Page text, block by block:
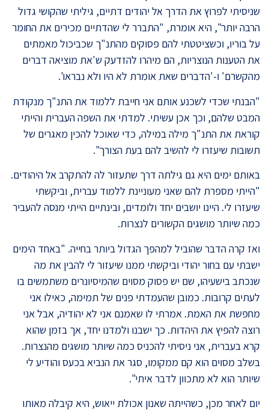
שניסיתי לפרוץ את הדרך אל יהודים דתיים, גיליתי שהקושי גדול
הרבה יותר", היא אומרת, "התברר לי שהדתיים מכירים את החומר
על בוריו, וכשציטטתי להם פסוקים מהתנ"ך שכביכול מאמתים
את הטענות הנוצריות, הם מיהרו להזדעק ש'את מוציאה דברים
מהקשרם' ו-'הדברים שאת אומרת לא היו ולא נבראו'.
"הבנתי שכדי לשכנע אותם אני חייבת ללמוד את התנ"ך מנקודת
המבט שלהם, וכך אכן עשיתי. למדתי את השפה העברית והייתי
קוראת את התנ"ך מילה במילה, כדי שאוכל להכין מאגרים של
תשובות שיעזרו לי להשיב להם בעת הצורך".
באותם ימים היא גם גילתה דרך שתעזור לה להתקרב אל היהודים.
"הייתי מספרת להם שאני מעוניינת ללמוד עברית, וביקשתי
שיעזרו לי. היינו יושבים יחד ולומדים, ובינתיים הייתי מנסה להעביר
כמה שיותר מושגים הקשורים לנצרות.
ואז קרה הדבר שהוביל למהפך הגדול ביותר בחייה. "באחד הימים
ישבתי עם בחור יהודי וביקשתי ממנו שיעזור לי להבין את מה
שנכתב בישעיהו, שם יש פסוק מסוים שהמיסיונרים משתמשים בו
לעתים קרובות. כמובן שהעמדתי פנים של תמימה, כאילו אני
מחפשת את האמת. אמרתי לו שאמנם אני לא יהודיה, אבל אני
רוצה להפיץ את היהדות. כך ישבנו ולמדנו יחד, אך בזמן שהוא
קרא בעברית, אני ניסיתי להכניס כמה שיותר מושגים מהנצרות.
בשלב מסוים הוא קם ממקומו, סגר את הנביא בכעס והודיע לי
שיותר הוא לא מתכוון לדבר איתי".
יום לאחר מכן, כשהייתה שאנון אכולת ייאוש, היא קיבלה מאותו